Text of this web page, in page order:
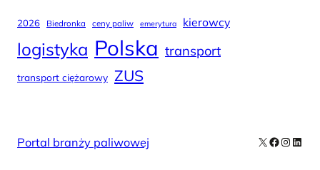
2026 Biedronka ceny paliw emerytura kierowcy
logistyka Polska transport
transport ciężarowy ZUS
Portal branży paliwowej X Facebook